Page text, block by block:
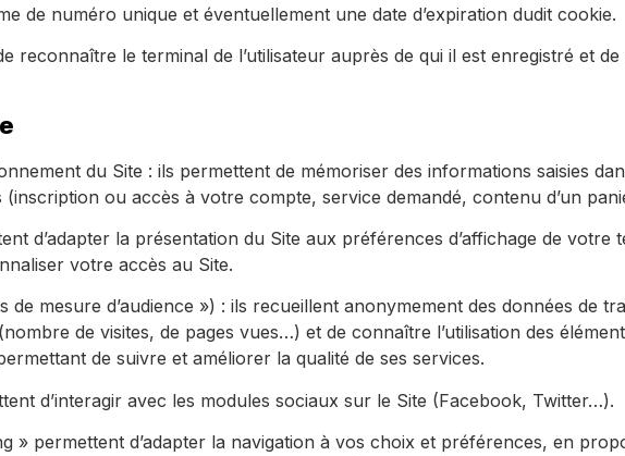
de numéro unique et éventuellement une date d’expiration dudit cookie.
reconnaître le terminal de l’utilisateur auprès de qui il est enregistré et
du Site : ils permettent de mémoriser des informations saisies
(inscription ou accès à votre compte, service demandé, contenu d’un
d’adapter la présentation du Site aux préférences d’affichage de votre
votre accès au Site.
mesure d’audience ») : ils recueillent anonymement des données de
de visites, de pages vues…) et de connaître l’utilisation des
de suivre et améliorer la qualité de ses services.
d’interagir avec les modules sociaux sur le Site (Facebook, Twitter…).
» permettent d’adapter la navigation à vos choix et préférences, en